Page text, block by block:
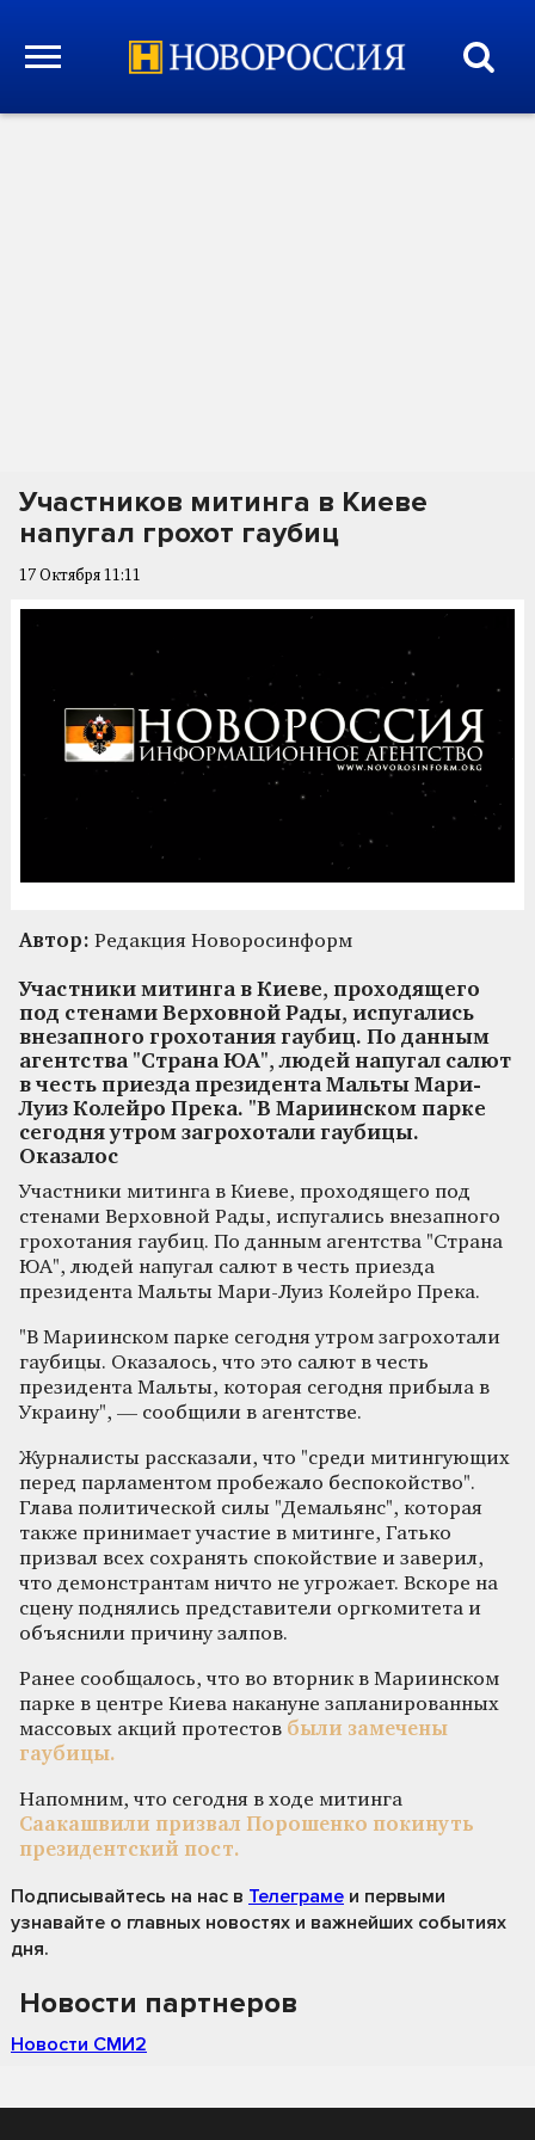
Участников митинга в Киеве
напугал грохот гаубиц
17 Октября 11:11
Автор: Редакция Новоросинформ
Участники митинга в Киеве, проходящего
под стенами Верховной Рады, испугались
внезапного грохотания гаубиц. По данным
агентства "Страна ЮА", людей напугал салют
в честь приезда президента Мальты Мари-
Луиз Колейро Прека. "В Мариинском парке
сегодня утром загрохотали гаубицы.
Оказалос
Участники митинга в Киеве, проходящего под
стенами Верховной Рады, испугались внезапного
грохотания гаубиц. По данным агентства "Страна
ЮА", людей напугал салют в честь приезда
президента Мальты Мари-Луиз Колейро Прека.
"В Мариинском парке сегодня утром загрохотали
гаубицы. Оказалось, что это салют в честь
президента Мальты, которая сегодня прибыла в
Украину", — сообщили в агентстве.
Журналисты рассказали, что "среди митингующих
перед парламентом пробежало беспокойство".
Глава политической силы "Демальянс", которая
также принимает участие в митинге, Гатько
призвал всех сохранять спокойствие и заверил,
что демонстрантам ничто не угрожает. Вскоре на
сцену поднялись представители оргкомитета и
объяснили причину залпов.
Ранее сообщалось, что во вторник в Мариинском
парке в центре Киева накануне запланированных
массовых акций протестов были замечены
гаубицы.
Напомним, что сегодня в ходе митинга
Саакашвили призвал Порошенко покинуть
президентский пост.
Подписывайтесь на нас в Телеграме и первыми
узнавайте о главных новостях и важнейших событиях
дня.
Новости партнеров
Новости СМИ2